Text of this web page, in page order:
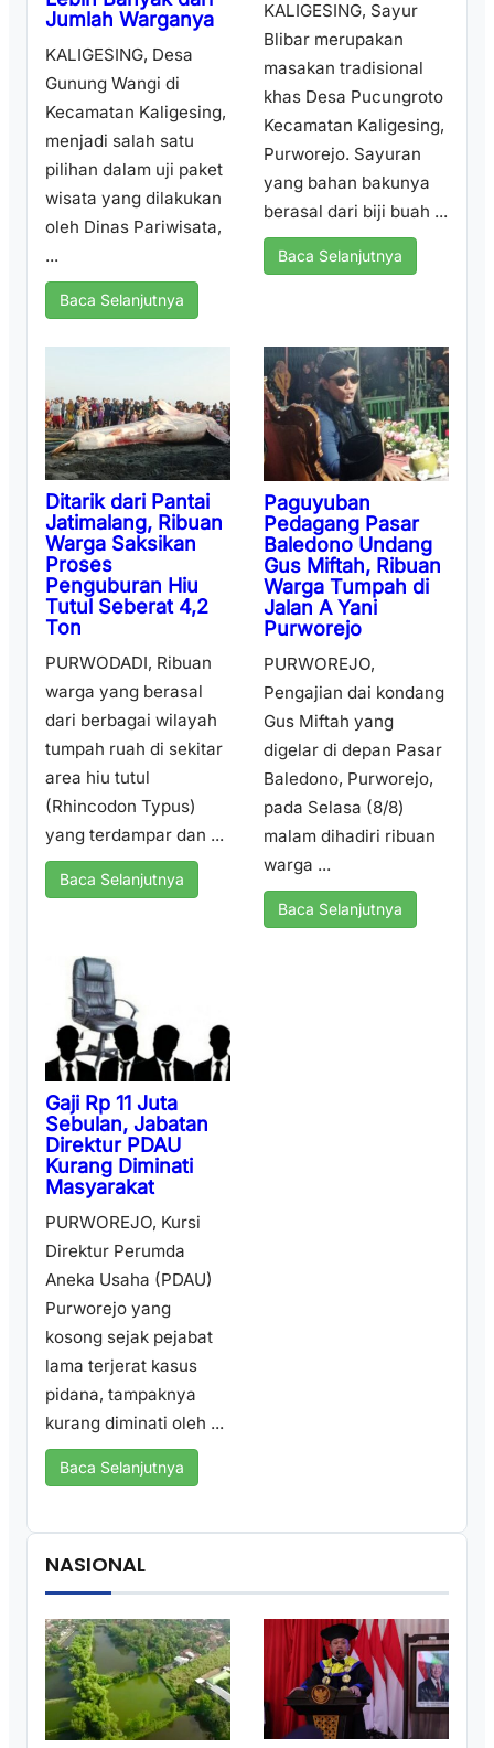
Jumlah Warganya
KALIGESING, Desa
Gunung Wangi di
Kecamatan Kaligesing,
menjadi salah satu
pilihan dalam uji paket
wisata yang dilakukan
oleh Dinas Pariwisata,
...
Baca Selanjutnya
KALIGESING, Sayur
Blibar merupakan
masakan tradisional
khas Desa Pucungroto
Kecamatan Kaligesing,
Purworejo. Sayuran
yang bahan bakunya
berasal dari biji buah ...
Baca Selanjutnya
Ditarik dari Pantai
Jatimalang, Ribuan
Warga Saksikan
Proses
Penguburan Hiu
Tutul Seberat 4,2
Ton
PURWODADI, Ribuan
warga yang berasal
dari berbagai wilayah
tumpah ruah di sekitar
area hiu tutul
(Rhincodon Typus)
yang terdampar dan ...
Baca Selanjutnya
Paguyuban
Pedagang Pasar
Baledono Undang
Gus Miftah, Ribuan
Warga Tumpah di
Jalan A Yani
Purworejo
PURWOREJO,
Pengajian dai kondang
Gus Miftah yang
digelar di depan Pasar
Baledono, Purworejo,
pada Selasa (8/8)
malam dihadiri ribuan
warga ...
Baca Selanjutnya
Gaji Rp 11 Juta
Sebulan, Jabatan
Direktur PDAU
Kurang Diminati
Masyarakat
PURWOREJO, Kursi
Direktur Perumda
Aneka Usaha (PDAU)
Purworejo yang
kosong sejak pejabat
lama terjerat kasus
pidana, tampaknya
kurang diminati oleh ...
Baca Selanjutnya
NASIONAL